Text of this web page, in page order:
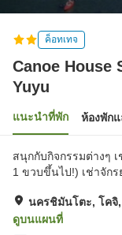
ค็อทเทจ
Canoe House
Yuyu
แนะนำที่พัก ห้องพัก
สนุกกับกิจกรรมต่างๆ
1 ขวบขึ้นไป!) เช่าจัก
นครชิมันโตะ, โค
ดูบนแผนที่